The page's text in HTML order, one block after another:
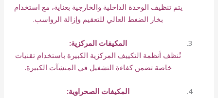
يتم تنظيف الوحدة الداخلية والخارجية بعناية، مع استخدام
بخار الضغط العالي للتعقيم وإزالة الرواسب.
المكيفات المركزية:
تُنظف أنظمة التكييف المركزية الكبيرة باستخدام تقنيات
خاصة تضمن كفاءة التشغيل في المنشآت الكبيرة.
المكيفات الصحراوية: